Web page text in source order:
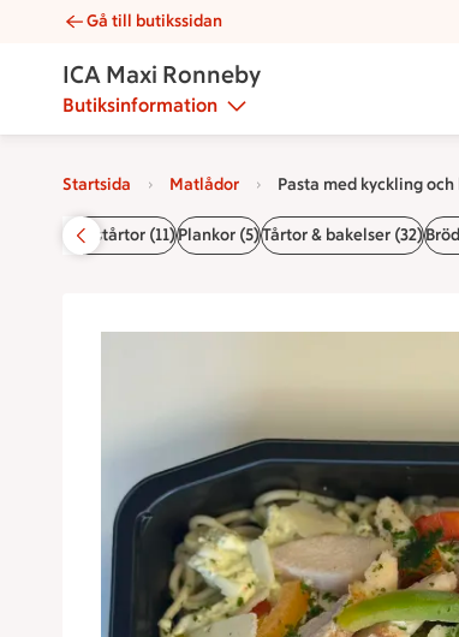
Pasta med kyckling och basilika | Catering ICA Maxi
Gå till butikssidan
ICA Maxi Ronneby
Butiksinformation
Startsida Matlådor Pasta med kyckling
Smörgåstårtor (11)Plankor (5)Tårtor & bakelser (32)